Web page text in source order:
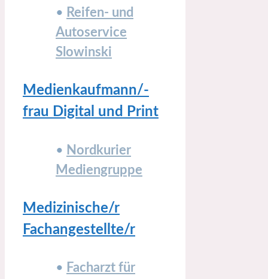
• Reifen- und
Autoservice
Slowinski
Medienkaufmann/-
frau Digital und Print
• Nordkurier
Mediengruppe
Medizinische/r
Fachangestellte/r
• Facharzt für